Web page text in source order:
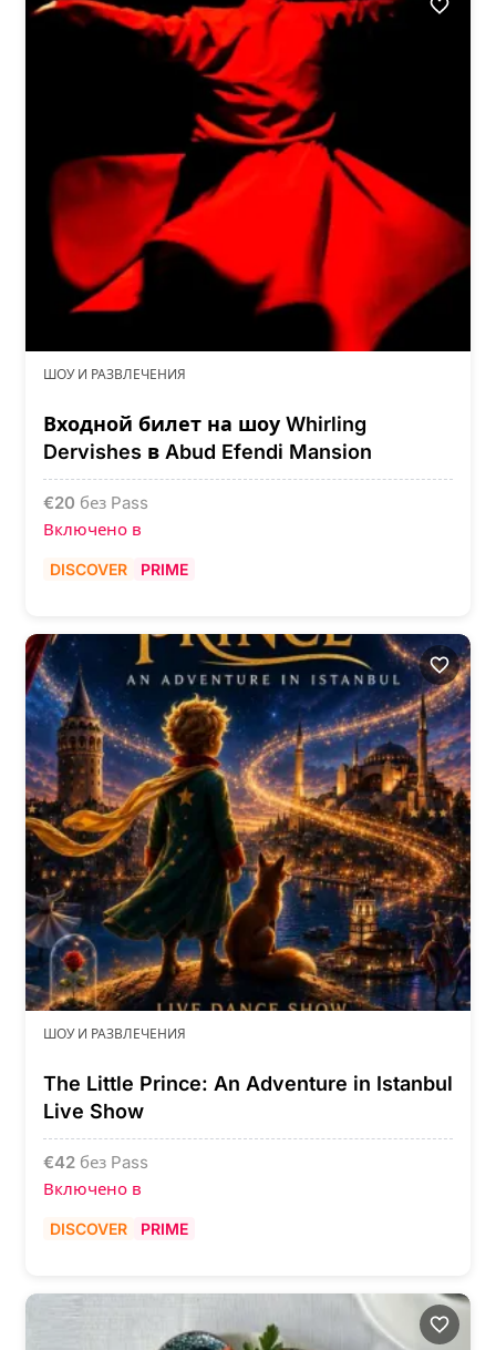
ШОУ И РАЗВЛЕЧЕНИЯ
Входной билет на шоу Whirling
Dervishes в Abud Efendi Mansion
€20 без Pass
Включено в
DISCOVER PRIME
ШОУ И РАЗВЛЕЧЕНИЯ
The Little Prince: An Adventure in Istanbul
Live Show
€42 без Pass
Включено в
DISCOVER PRIME